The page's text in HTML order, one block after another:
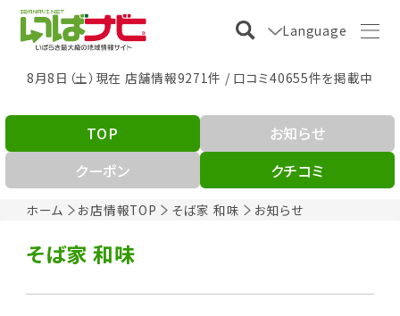
Language
8月8日（土）現在 店舗情報9271件 / 口コミ40655件を掲載中
ホーム お店情報TOP そば家 和味 お知らせ
TOP
お知らせ
クーポン
クチコミ
そば家 和味